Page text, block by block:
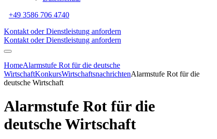
+49 3586 706 4740
Kontakt oder Dienstleistung anfordern
Kontakt oder Dienstleistung anfordern
HomeAlarmstufe Rot für die deutsche
WirtschaftKonkursWirtschaftsnachrichtenAlarmstufe Rot für die
deutsche Wirtschaft
Alarmstufe Rot für die
deutsche Wirtschaft